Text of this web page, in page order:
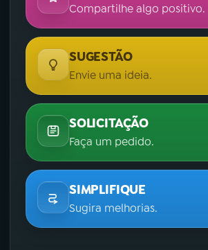
Compartilhe algo positivo.
SUGESTÃO
Envie uma ideia.
SOLICITAÇÃO
Faça um pedido.
SIMPLIFIQUE
Sugira melhorias.